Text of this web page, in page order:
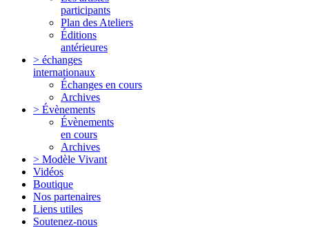
participants
Plan des Ateliers
Éditions
antérieures
> échanges
internationaux
Échanges en cours
Archives
> Évènements
Évènements
en cours
Archives
> Modèle Vivant
Vidéos
Boutique
Nos partenaires
Liens utiles
Soutenez-nous